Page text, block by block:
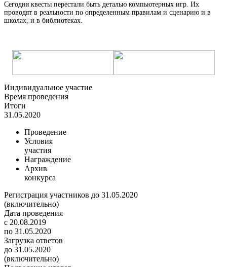
Сегодня квесты перестали быть деталью компьютерных игр. Их
проводят в реальности по определенным правилам и сценарию и в
школах, и в библиотеках.
Индивидуальное участие
Время проведения
Итоги
31.05.2020
Проведение
Условия
участия
Награждение
Архив
конкурса
Регистрация участников до 31.05.2020
(включительно)
Дата проведения
с 20.08.2019
по 31.05.2020
Загрузка ответов
до 31.05.2020
(включительно)